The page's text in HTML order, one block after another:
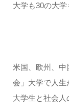
大学も30の大学
米国、欧州、中
会」大学で人生
大学生と社会人